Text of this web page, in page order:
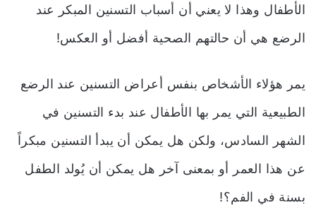
الأطفال وهذا لا يعني أن أسباب التسنين المبكر عند
الرضع هي أن حالتهم الصحية أفضل أو العكس!
يمر هؤلاء الأشخاص بنفس أعراض التسنين عند الرضع
الطبيعية التي يمر بها الأطفال عند بدء التسنين في
الشهر السادس، ولكن هل يمكن أن يبدأ التسنين مبكراً
عن هذا العمر أو بمعنى آخر هل يمكن أن يُولد الطفل
بسنة في الفم؟!